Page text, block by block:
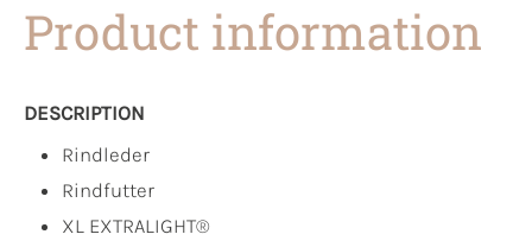
Product information
DESCRIPTION
Rindleder
Rindfutter
XL EXTRALIGHT®